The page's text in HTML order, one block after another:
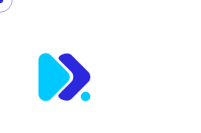
Skip
content